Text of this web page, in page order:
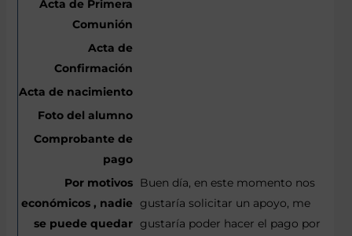
Buen día, en este momento nos
gustaría solicitar un apoyo, me
gustaría poder hacer el pago por